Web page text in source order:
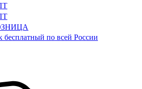
бесплатный по всей России